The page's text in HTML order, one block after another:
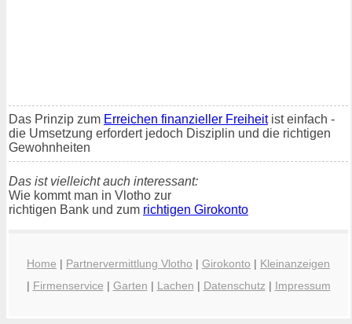
Das Prinzip zum Erreichen finanzieller Freiheitist einfach -
die Umsetzung erfordert jedoch Disziplin und die richtigen
Gewohnheiten
Das ist vielleicht auch interessant:
Wie kommt man in Vlotho zur
richtigen Bank und zum richtigen Girokonto
Home | Partnervermittlung Vlotho | Girokonto | Kleinanzeigen
| Firmenservice | Garten | Lachen | Datenschutz| Impressum